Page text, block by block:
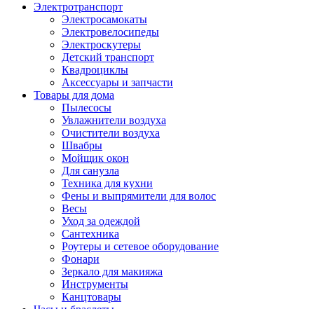
Электротранспорт
Электросамокаты
Электровелосипеды
Электроскутеры
Детский транспорт
Квадроциклы
Аксессуары и запчасти
Товары для дома
Пылесосы
Увлажнители воздуха
Очистители воздуха
Швабры
Мойщик окон
Для санузла
Техника для кухни
Фены и выпрямители для волос
Весы
Уход за одеждой
Сантехника
Роутеры и сетевое оборудование
Фонари
Зеркало для макияжа
Инструменты
Канцтовары